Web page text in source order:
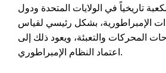
تاريخياً في الولايات المتحدة ودول
الإمبراطورية، بشكل رئيسي لقياس
المحركات والتعبئة، ويعود ذلك إلى
اعتماد النظام الإمبراطوري.